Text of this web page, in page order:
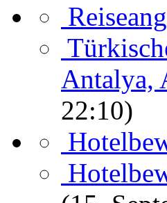
Antalya,
22:10)